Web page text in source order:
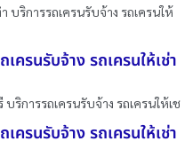
บริการรถเครนรับจ้าง รถเครนให้
ครนรับจ้าง รถเครนให้เช่า
ริการรถเครนรับจ้าง รถเครนให้เช
ครนรับจ้าง รถเครนให้เช่า